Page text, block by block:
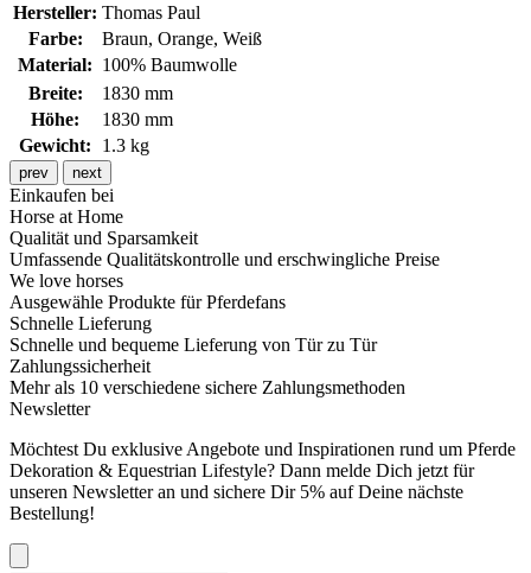
Hersteller: Thomas Paul
Farbe:
Braun, Orange, Weiß
Material: 100% Baumwolle
Breite:
1830 mm
Höhe:
1830 mm
Gewicht:
1.3 kg
prev next
Einkaufen bei
Horse at Home
Qualität und Sparsamkeit
Umfassende Qualitätskontrolle und erschwingliche Preise
We love horses
Ausgewähle Produkte für Pferdefans
Schnelle Lieferung
Schnelle und bequeme Lieferung von Tür zu Tür
Zahlungssicherheit
Mehr als 10 verschiedene sichere Zahlungsmethoden
Newsletter
Möchtest Du exklusive Angebote und Inspirationen rund um Pferde
Dekoration & Equestrian Lifestyle? Dann melde Dich jetzt für
unseren Newsletter an und sichere Dir 5% auf Deine nächste
Bestellung!